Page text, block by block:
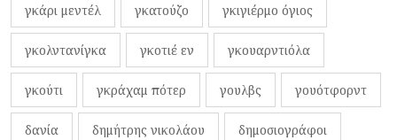
γκάρι μεντέλ γκατούζο γκιγιέρμο όγιος
γκολντανίγκα γκοτιέ εν γκουαρντιόλα
γκούτι γκράχαμ πότερ γουλβς γουότφορντ
δανία δημήτρης νικολάου δημοσιογράφοι